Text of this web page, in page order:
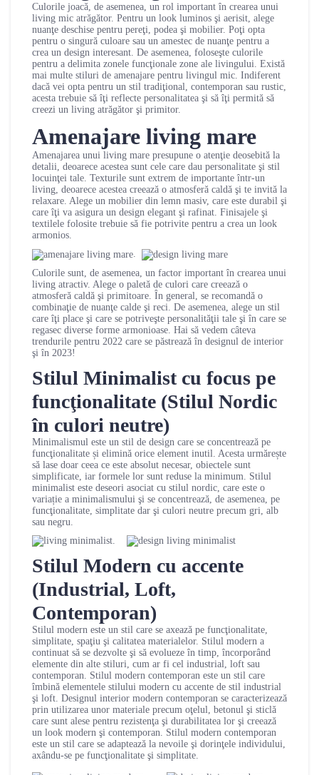
Culorile joacă, de asemenea, un rol important în crearea unui
living mic atrăgător. Pentru un look luminos şi aerisit, alege
nuanţe deschise pentru pereţi, podea şi mobilier. Poţi opta
pentru o singură culoare sau un amestec de nuanţe pentru a
crea un design interesant. De asemenea, foloseşte culorile
pentru a delimita zonele funcţionale zone ale livingului. Există
mai multe stiluri de amenajare pentru livingul mic. Indiferent
dacă vei opta pentru un stil tradiţional, contemporan sau rustic,
acesta trebuie să îţi reflecte personalitatea şi să îţi permită să
creezi un living atrăgător şi primitor.
Amenajare living mare
Amenajarea unui living mare presupune o atenţie deosebită la
detalii, deoarece acestea sunt cele care dau personalitate şi stil
locuinţei tale. Texturile sunt extrem de importante într-un
living, deoarece acestea creează o atmosferă caldă şi te invită la
relaxare. Alege un mobilier din lemn masiv, care este durabil şi
care îţi va asigura un design elegant şi rafinat. Finisajele şi
textilele folosite trebuie să fie potrivite pentru a crea un look
armonios.
Culorile sunt, de asemenea, un factor important în crearea unui
living atractiv. Alege o paletă de culori care creează o
atmosferă caldă şi primitoare. În general, se recomandă o
combinaţie de nuanţe calde şi reci. De asemenea, alege un stil
care îţi place şi care se potriveşte personalităţii tale şi în care se
regasec diverse forme armonioase. Hai să vedem câteva
trendurile pentru 2022 care se păstrează în designul de interior
şi în 2023!
Stilul Minimalist cu focus pe
funcţionalitate (Stilul Nordic
în culori neutre)
Minimalismul este un stil de design care se concentrează pe
funcţionalitate și elimină orice element inutil. Acesta urmărește
să lase doar ceea ce este absolut necesar, obiectele sunt
simplificate, iar formele lor sunt reduse la minimum. Stilul
minimalist este deseori asociat cu stilul nordic, care este o
variație a minimalismului şi se concentrează, de asemenea, pe
funcţionalitate, simplitate dar şi culori neutre precum gri, alb
sau negru.
Stilul Modern cu accente
(Industrial, Loft,
Contemporan)
Stilul modern este un stil care se axează pe funcţionalitate,
simplitate, spaţiu şi calitatea materialelor. Stilul modern a
continuat să se dezvolte şi să evolueze în timp, încorporând
elemente din alte stiluri, cum ar fi cel industrial, loft sau
contemporan. Stilul modern contemporan este un stil care
îmbină elementele stilului modern cu accente de stil industrial
şi loft. Designul interior modern contemporan se caracterizează
prin utilizarea unor materiale precum oţelul, betonul şi sticlă
care sunt alese pentru rezistenţa şi durabilitatea lor şi creează
un look modern şi contemporan. Stilul modern contemporan
este un stil care se adaptează la nevoile şi dorinţele individului,
axându-se pe funcţionalitate şi simplitate.